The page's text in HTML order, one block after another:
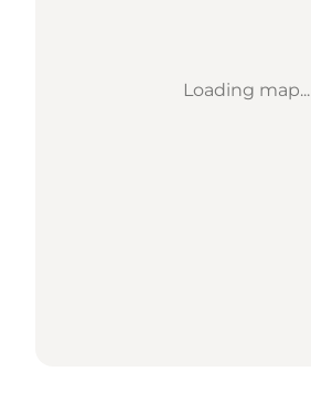
Loading map...